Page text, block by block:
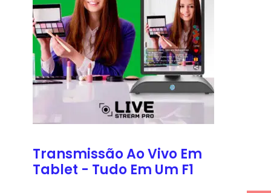
Transmissão Ao Vivo Em
Tablet - Tudo Em Um F1